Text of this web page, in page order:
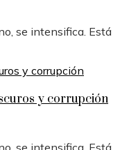
se intensifica. Está
y corrupción
se intensifica. Está